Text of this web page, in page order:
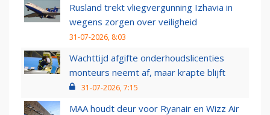
Rusland trekt vliegvergunning Izhavia in
wegens zorgen over veiligheid
31-07-2026, 8:03
Wachttijd afgifte onderhoudslicenties
monteurs neemt af, maar krapte blijft
31-07-2026, 7:15
MAA houdt deur voor Ryanair en Wizz Air